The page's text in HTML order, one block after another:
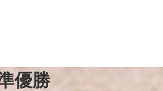
優勝